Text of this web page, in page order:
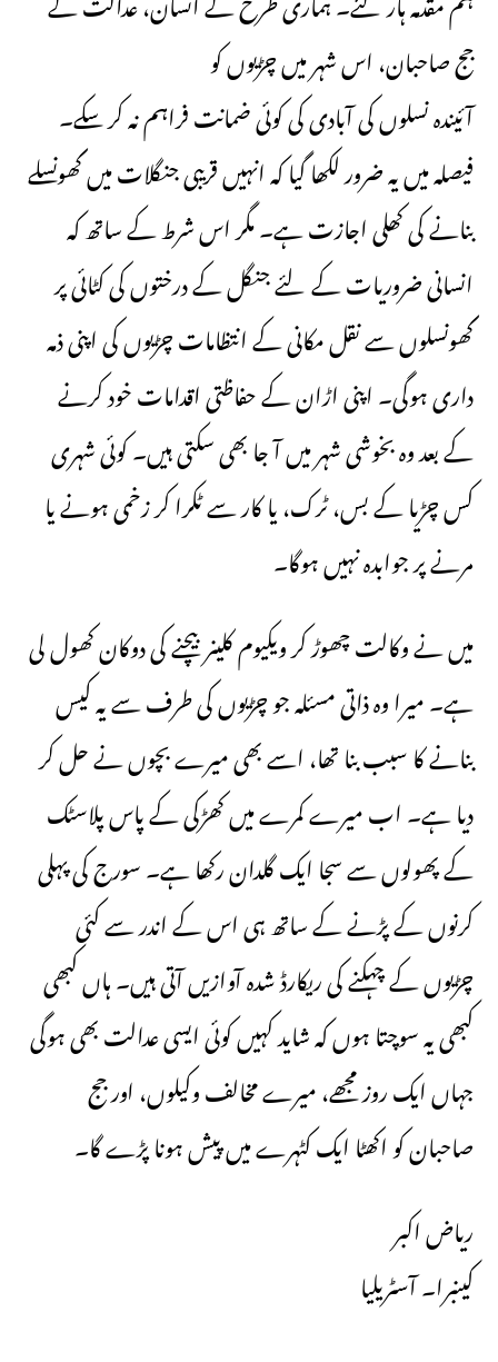
ہم مقدمہ ہار گئے۔ ہماری طرح کے انسان، عدالت کے
جج صاحبان، اس شہر میں چڑیوں کو
آئیندہ نسلوں کی آبادی کی کوئی ضمانت فراہم نہ کر سکے۔
فیصلہ میں یہ ضرور لکھا گیا کہ انہیں قریبی جنگلات میں گھونسلے
بنانے کی کھلی اجازت ہے۔ مگر اس شرط کے ساتھ کہ
انسانی ضروریات کے لئے جنگل کے درختوں کی کٹائی پر
گھونسلوں سے نقل مکانی کے انتظامات چڑیوں کی اپنی ذمہ
داری ہوگی۔ اپنی اڑان کے حفاظتی اقدامات خود کرنے
کے بعد وہ بخوشی شہر میں آ جا بھی سکتی ہیں۔ کوئی شہری
کس چڑیا کے بس، ٹرک، یا کار سے ٹکرا کر زخمی ہونے یا
مرنے پر جوابدہ نہیں ہوگا۔
میں نے وکالت چھوڑ کر ویکیوم کلینر بیچنے کی دوکان کھول لی
ہے۔ میرا وہ ذاتی مسئلہ جو چڑیوں کی طرف سے یہ کیس
بنانے کا سبب بنا تھا، اسے بھی میرے بچوں نے حل کر
دیا ہے۔ اب میرے کمرے میں کھڑکی کے پاس پلاسٹک
کے پھولوں سے سجا ایک گلدان رکھا ہے۔ سورج کی پہلی
کرنوں کے پڑنے کے ساتھ ہی اس کے اندر سے کئی
چڑیوں کے چہکنے کی ریکارڈ شدہ آوازیں آتی ہیں۔ ہاں کبھی
کبھی یہ سوچتا ہوں کہ شاید کہیں کوئی ایسی عدالت بھی ہوگی
جہاں ایک روز مجھے، میرے مخالف وکیلوں، اور جج
صاحبان کو اکھٹا ایک کٹہرے میں پیش ہونا پڑے گا۔
ریاض اکبر
کینبرا۔ آسٹریلیا